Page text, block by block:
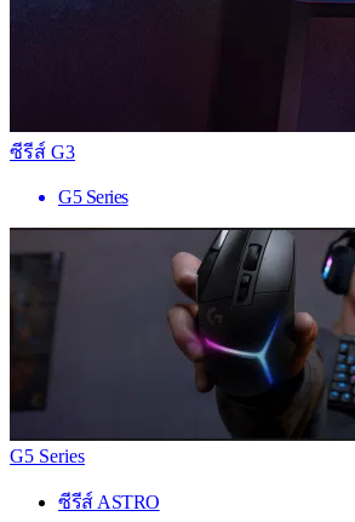
ซีรีส์ G3
G5 Series
G5 Series
ซีรีส์ ASTRO